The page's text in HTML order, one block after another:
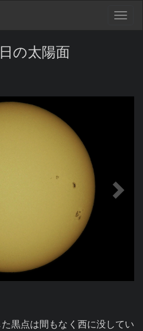
の太陽面
黒点は間もなく西に没してい